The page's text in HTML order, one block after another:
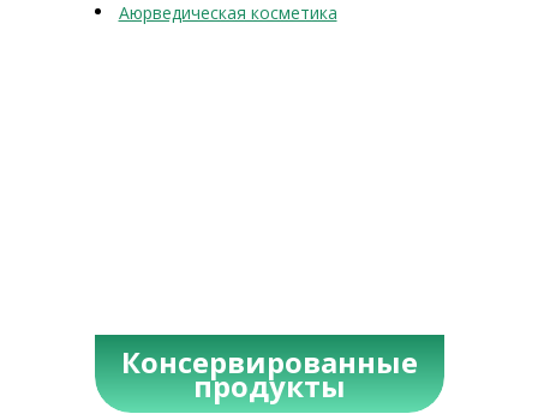
Аюрведическая косметика
Консервированные
продукты